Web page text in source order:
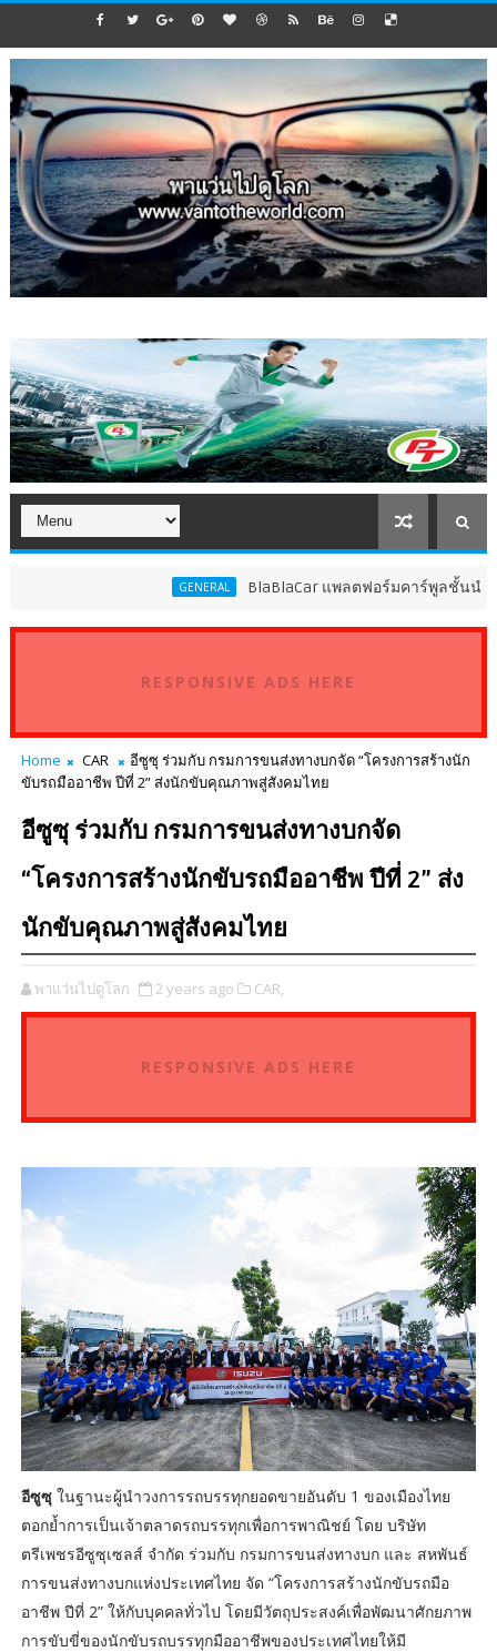
BlaBlaCar แพลตฟอร์มคาร์พูลชั้นนำระดับโลก
RESPONSIVE ADS HERE
Home CAR
อีซูซุ ร่วมกับ กรมการขนส่งทางบกจัด “โครงการสร้างนัก
ขับรถมืออาชีพ ปีที่ 2” ส่งนักขับคุณภาพสู่สังคมไทย
อีซูซุ ร่วมกับ กรมการขนส่งทางบกจัด
“โครงการสร้างนักขับรถมืออาชีพ ปีที่ 2” ส่ง
นักขับคุณภาพสู่สังคมไทย
พาแว่นไปดูโลก 2 years ago CAR,
RESPONSIVE ADS HERE
อีซูซุในฐานะผู้นำวงการรถบรรทุกยอดขายอันดับ 1 ของเมืองไทย
ตอกย้ำการเป็นเจ้าตลาดรถบรรทุกเพื่อการพาณิชย์ โดย บริษัท
ตรีเพชรอีซูซุเซลส์ จำกัด ร่วมกับ กรมการขนส่งทางบก และ สหพันธ์
การขนส่งทางบกแห่งประเทศไทย จัด “โครงการสร้างนักขับรถมือ
อาชีพ ปีที่ 2” ให้กับบุคคลทั่วไป โดยมีวัตถุประสงค์เพื่อพัฒนาศักยภาพ
การขับขี่ของนักขับรถบรรทุกมืออาชีพของประเทศไทยให้มี